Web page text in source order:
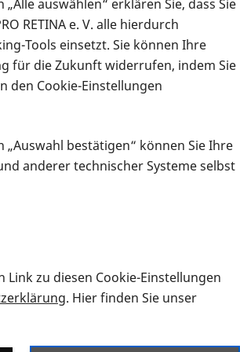
in
wie Sie nach Infonmaterial
auswählen“ erklären Sie, dass Sie
RETINA e. V. alle hierdurch
Tools einsetzt. Sie können Ihre
für die Zukunft widerrufen, indem Sie
den Cookie-Einstellungen
bestätigen“ können Sie Ihre
anderer technischer Systeme selbst
zu diesen Cookie-Einstellungen
. Hier finden Sie unser